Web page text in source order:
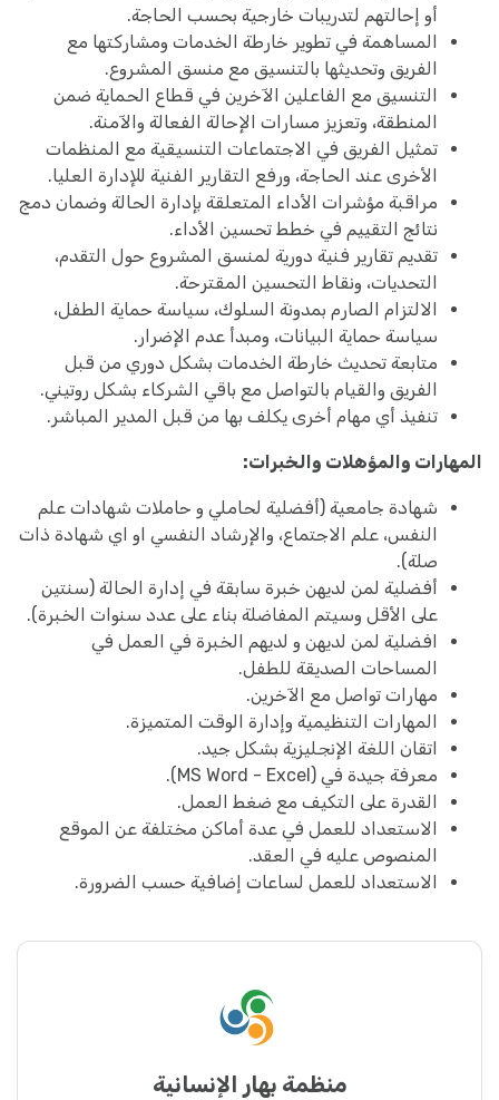
أو إحالتهم لتدريبات خارجية بحسب الحاجة.
المساهمة في تطوير خارطة الخدمات ومشاركتها مع
الفريق وتحديثها بالتنسيق مع منسق المشروع.
التنسيق مع الفاعلين الآخرين في قطاع الحماية ضمن
المنطقة، وتعزيز مسارات الإحالة الفعالة والآمنة.
تمثيل الفريق في الاجتماعات التنسيقية مع المنظمات
الأخرى عند الحاجة، ورفع التقارير الفنية للإدارة العليا.
مراقبة مؤشرات الأداء المتعلقة بإدارة الحالة وضمان دمج
نتائج التقييم في خطط تحسين الأداء.
تقديم تقارير فنية دورية لمنسق المشروع حول التقدم،
التحديات، ونقاط التحسين المقترحة.
الالتزام الصارم بمدونة السلوك، سياسة حماية الطفل،
سياسة حماية البيانات، ومبدأ عدم الإضرار.
متابعة تحديث خارطة الخدمات بشكل دوري من قبل
الفريق والقيام بالتواصل مع باقي الشركاء بشكل روتيني.
تنفيذ أي مهام أخرى يكلف بها من قبل المدير المباشر.
المهارات والمؤهلات والخبرات:
شهادة جامعية (أفضلية لحاملي و حاملات شهادات علم
النفس، علم الاجتماع، والإرشاد النفسي او اي شهادة ذات
صلة).
أفضلية لمن لديهن خبرة سابقة في إدارة الحالة (سنتين
على الأقل وسيتم المفاضلة بناء على عدد سنوات الخبرة).
افضلية لمن لديهن و لديهم الخبرة في العمل في
المساحات الصديقة للطفل.
مهارات تواصل مع الآخرين.
المهارات التنظيمية وإدارة الوقت المتميزة.
اتقان اللغة الإنجليزية بشكل جيد.
معرفة جيدة في (MS Word - Excel).
القدرة على التكيف مع ضغط العمل.
الاستعداد للعمل في عدة أماكن مختلفة عن الموقع
المنصوص عليه في العقد.
الاستعداد للعمل لساعات إضافية حسب الضرورة.
منظمة بهار الإنسانية